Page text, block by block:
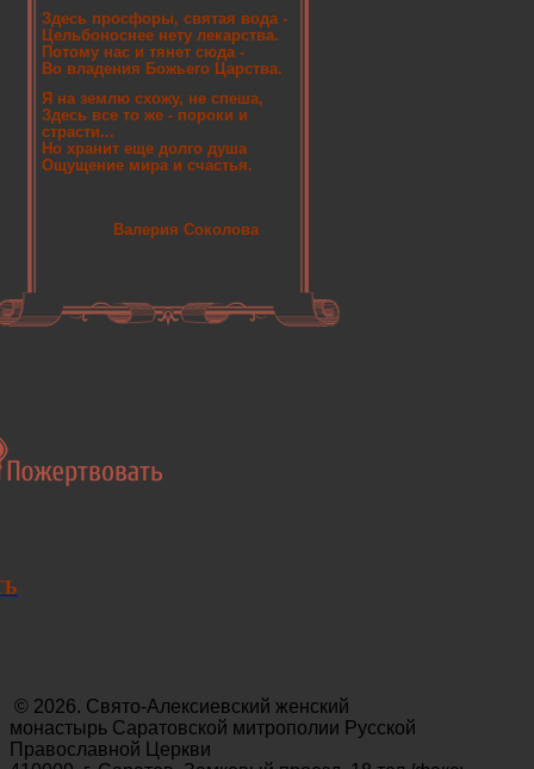
Здесь просфоры, святая вода -
Цельбоноснее нету лекарства.
Потому нас и тянет сюда -
Во владения Божьего Царства.
Я на землю схожу, не спеша,
Здесь все то же - пороки и
страсти...
Но хранит еще долго душа
Ощущение мира и счастья.
Валерия Соколова
© 2026. Свято-Алексиевский женский
монастырь Саратовской митрополии Русской
Православной Церкви